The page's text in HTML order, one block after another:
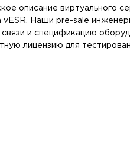
описание виртуального
vESR. Наши pre-sale
связи и спецификацию
лицензию для